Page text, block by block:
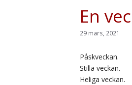
En
29 mars, 2021
Påskveckan.
Stilla veckan.
Heliga veckan.